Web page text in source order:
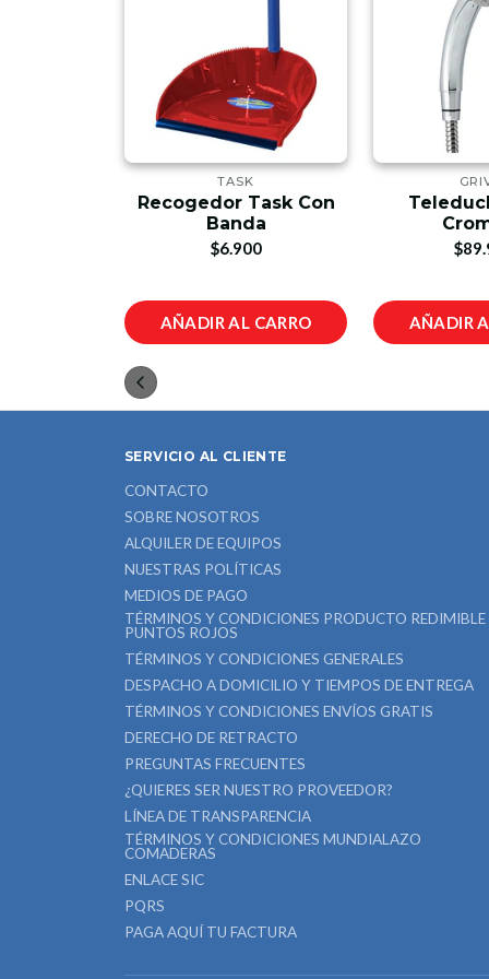
TASK
Recogedor Task Con
Banda
$6.900
AÑADIR AL CARRO AÑADIR
SERVICIO AL CLIENTE
CONTACTO
SOBRE NOSOTROS
ALQUILER DE EQUIPOS
NUESTRAS POLÍTICAS
MEDIOS DE PAGO
TÉRMINOS Y CONDICIONES PRODUCTO REDIMIBLE
PUNTOS ROJOS
TÉRMINOS Y CONDICIONES GENERALES
DESPACHO A DOMICILIO Y TIEMPOS DE ENTREGA
TÉRMINOS Y CONDICIONES ENVÍOS GRATIS
DERECHO DE RETRACTO
PREGUNTAS FRECUENTES
¿QUIERES SER NUESTRO PROVEEDOR?
LÍNEA DE TRANSPARENCIA
TÉRMINOS Y CONDICIONES MUNDIALAZO
COMADERAS
ENLACE SIC
PQRS
PAGA AQUÍ TU FACTURA